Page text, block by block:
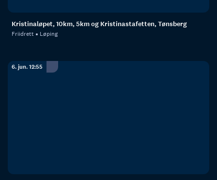
Kristinaløpet, 10km, 5km og Kristinastafetten, Tønsberg
Friidrett Løping
6. jun. 12:55